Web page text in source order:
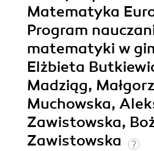
Matematyka
Program
matematyki w
Elżbieta
Madziąg,
Muchowska,
Zawistowska,
Zawistowska